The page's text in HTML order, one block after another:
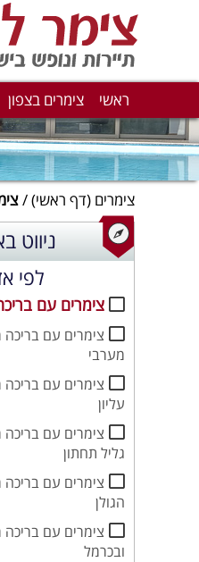
ראשי צימרים בצפון
צימרים (דף ראשי)
ניווט
לפי
צימרים עם
צימרים עם
מערבי
צימרים עם
עליון
צימרים עם
גליל תחתון
צימרים עם
הגולן
צימרים עם
ובכרמל